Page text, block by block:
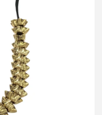
レザーコードメタリック
ASC03
円